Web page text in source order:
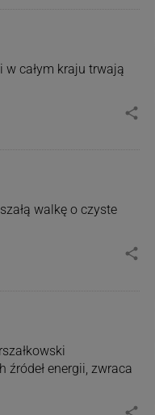
całym kraju trwają
share
walkę o czyste
share
energii, zwraca